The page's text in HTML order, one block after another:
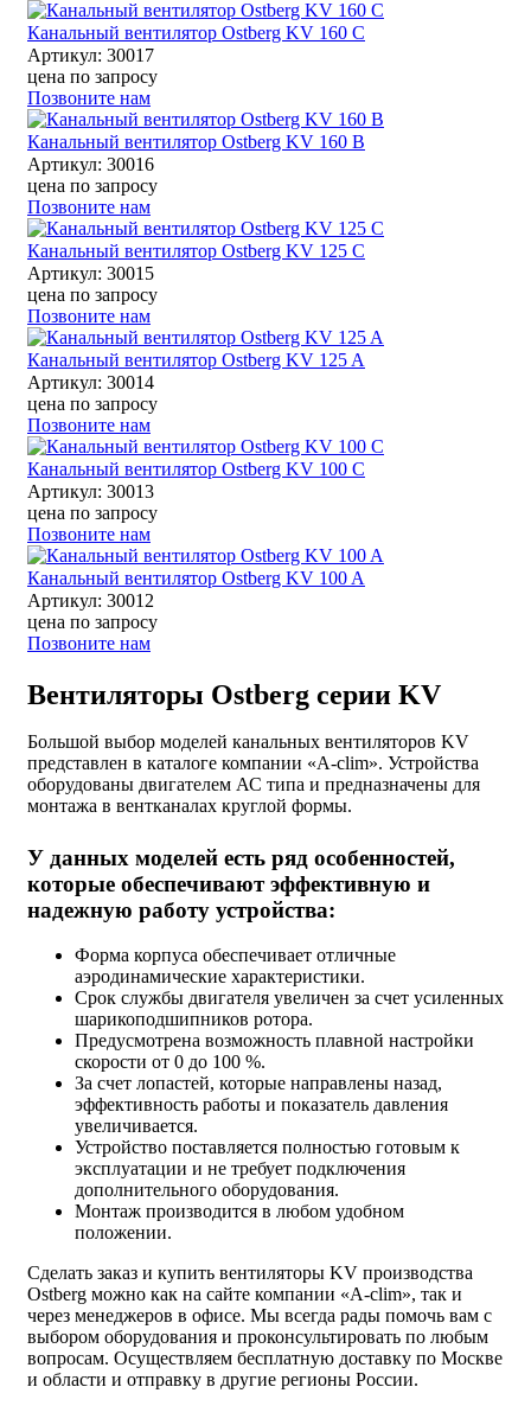
Канальный вентилятор Ostberg KV 160 C
Артикул: 30017
цена по запросу
Позвоните нам
Канальный вентилятор Ostberg KV 160 B
Артикул: 30016
цена по запросу
Позвоните нам
Канальный вентилятор Ostberg KV 125 C
Артикул: 30015
цена по запросу
Позвоните нам
Канальный вентилятор Ostberg KV 125 A
Артикул: 30014
цена по запросу
Позвоните нам
Канальный вентилятор Ostberg KV 100 C
Артикул: 30013
цена по запросу
Позвоните нам
Канальный вентилятор Ostberg KV 100 A
Артикул: 30012
цена по запросу
Позвоните нам
Вентиляторы Ostberg серии KV
Большой выбор моделей канальных вентиляторов KV
представлен в каталоге компании «A-clim». Устройства
оборудованы двигателем АС типа и предназначены для
монтажа в вентканалах круглой формы.
У данных моделей есть ряд особенностей,
которые обеспечивают эффективную и
надежную работу устройства:
Форма корпуса обеспечивает отличные
аэродинамические характеристики.
Срок службы двигателя увеличен за счет усиленных
шарикоподшипников ротора.
Предусмотрена возможность плавной настройки
скорости от 0 до 100 %.
За счет лопастей, которые направлены назад,
эффективность работы и показатель давления
увеличивается.
Устройство поставляется полностью готовым к
эксплуатации и не требует подключения
дополнительного оборудования.
Монтаж производится в любом удобном
положении.
Сделать заказ и купить вентиляторы KV производства
Ostberg можно как на сайте компании «A-clim», так и
через менеджеров в офисе. Мы всегда рады помочь вам с
выбором оборудования и проконсультировать по любым
вопросам. Осуществляем бесплатную доставку по Москве
и области и отправку в другие регионы России.